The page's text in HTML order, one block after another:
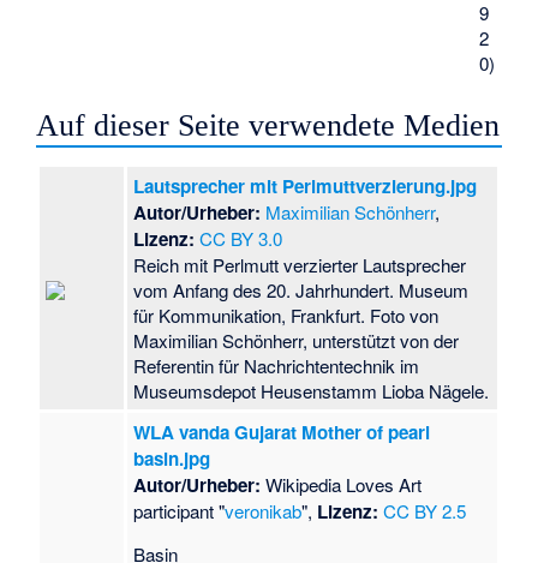
9
2
0)
Auf dieser Seite verwendete Medien
Lautsprecher mit Perlmuttverzierung.jpg
Autor/Urheber: Maximilian Schönherr,
Lizenz: CC BY 3.0
Reich mit Perlmutt verzierter Lautsprecher
vom Anfang des 20. Jahrhundert. Museum
für Kommunikation, Frankfurt. Foto von
Maximilian Schönherr, unterstützt von der
Referentin für Nachrichtentechnik im
Museumsdepot Heusenstamm Lioba Nägele.
WLA vanda Gujarat Mother of pearl
basin.jpg
Autor/Urheber: Wikipedia Loves Art
participant "veronikab", Lizenz: CC BY 2.5
Basin